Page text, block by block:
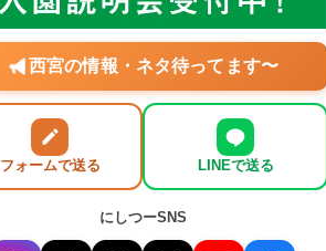
西宮の情報・ネタ待ってます〜
フォームで送る LINEで送る
にしつーSNS